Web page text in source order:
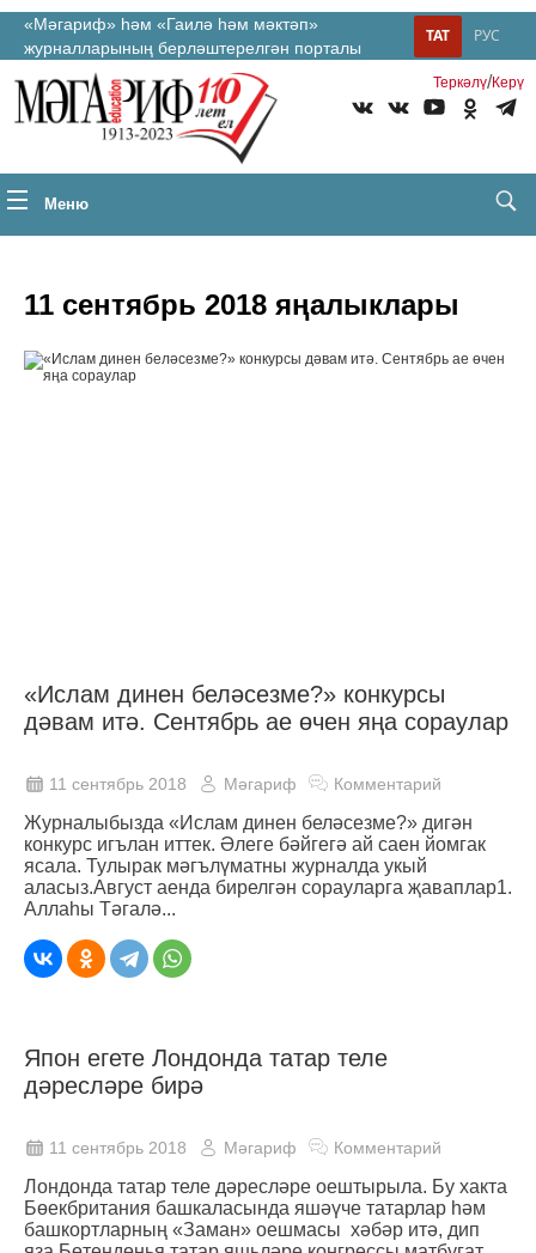
«Мәгариф» һәм «Гаилә һәм мәктәп»
журналларының берләштерелгән порталы
РУС
ТАТ
Теркəлү/Керү
Меню
11 сентябрь 2018 яңалыклары
«Ислам динен беләсезме?» конкурсы
дәвам итә. Сентябрь ае өчен яңа сораулар
11 сентябрь 2018 Мәгариф Комментарий
Журналыбызда «Ислам динен беләсезме?» дигән
конкурс игълан иттек. Әлеге бәйгегә ай саен йомгак
ясала. Тулырак мәгълүматны журналда укый
аласыз.Август аенда бирелгән сорауларга җаваплар1.
Аллаһы Тәгалә...
Япон егете Лондонда татар теле
дәресләре бирә
11 сентябрь 2018 Мәгариф Комментарий
Лондонда татар теле дәресләре оештырыла. Бу хакта
Бөекбритания башкаласында яшәүче татарлар һәм
башкортларның «Заман» оешмасы хәбәр итә, дип